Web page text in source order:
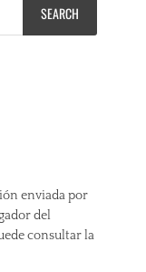
enviada por
del
consultar la